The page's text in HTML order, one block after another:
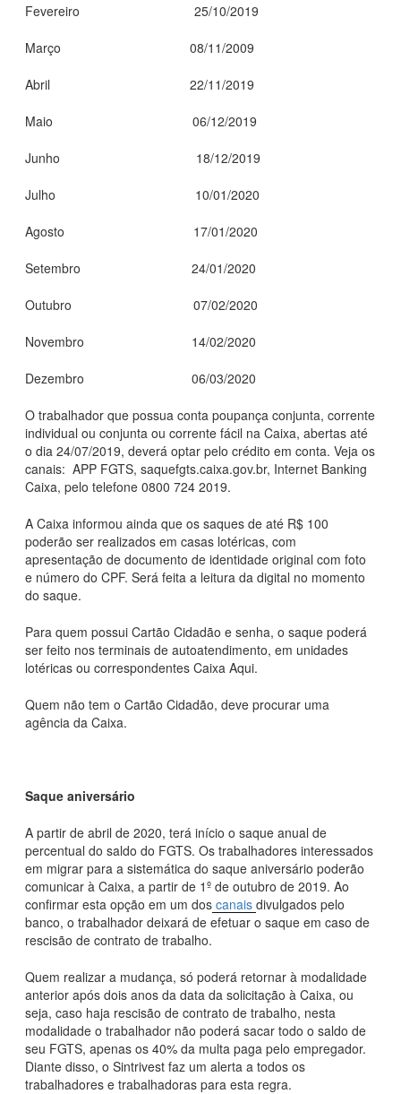
Fevereiro 25/10/2019
Março 08/11/2009
Abril 22/11/2019
Maio 06/12/2019
Junho 18/12/2019
Julho 10/01/2020
Agosto 17/01/2020
Setembro 24/01/2020
Outubro 07/02/2020
Novembro 14/02/2020
Dezembro 06/03/2020
O trabalhador que possua conta poupança conjunta, corrente
individual ou conjunta ou corrente fácil na Caixa, abertas até
o dia 24/07/2019, deverá optar pelo crédito em conta. Veja os
canais: APP FGTS, saquefgts.caixa.gov.br, Internet Banking
Caixa, pelo telefone 0800 724 2019.
A Caixa informou ainda que os saques de até R$ 100
poderão ser realizados em casas lotéricas, com
apresentação de documento de identidade original com foto
e número do CPF. Será feita a leitura da digital no momento
do saque.
Para quem possui Cartão Cidadão e senha, o saque poderá
ser feito nos terminais de autoatendimento, em unidades
lotéricas ou correspondentes Caixa Aqui.
Quem não tem o Cartão Cidadão, deve procurar uma
agência da Caixa.
Saque aniversário
A partir de abril de 2020, terá início o saque anual de
percentual do saldo do FGTS. Os trabalhadores interessados
em migrar para a sistemática do saque aniversário poderão
comunicar à Caixa, a partir de 1º de outubro de 2019. Ao
confirmar esta opção em um dos canais divulgados pelo
banco, o trabalhador deixará de efetuar o saque em caso de
rescisão de contrato de trabalho.
Quem realizar a mudança, só poderá retornar à modalidade
anterior após dois anos da data da solicitação à Caixa, ou
seja, caso haja rescisão de contrato de trabalho, nesta
modalidade o trabalhador não poderá sacar todo o saldo de
seu FGTS, apenas os 40% da multa paga pelo empregador.
Diante disso, o Sintrivest faz um alerta a todos os
trabalhadores e trabalhadoras para esta regra.